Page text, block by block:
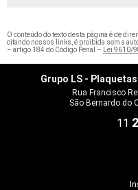
O conteúdo do texto desta página é de
citando nossos links, é proibida sem a
– artigo 184 do Código Penal –
Lei 9610/
Grupo LS -
Rua Francisco
São Bernardo do
11